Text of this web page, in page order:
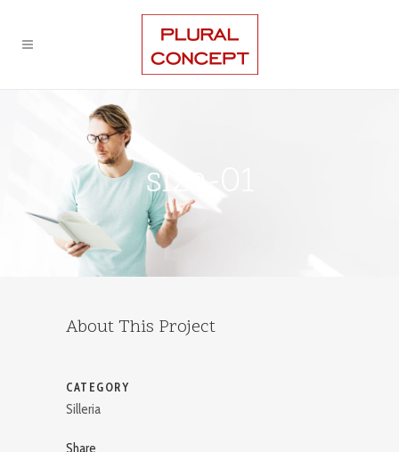
siza-01
About This Project
CATEGORY
Silleria
Share